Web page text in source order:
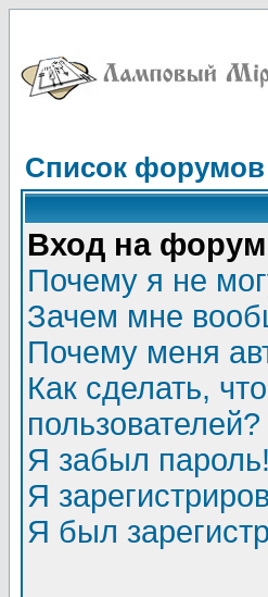
Список форумов
Вход на форум
Почему я не
Зачем мне
Почему меня
Как сделать,
пользователей?
Я забыл пароль!
Я
Я был